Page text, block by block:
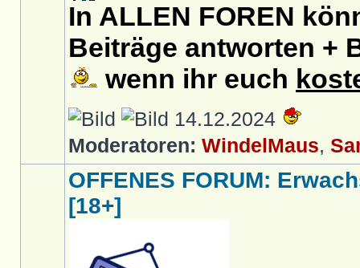
In ALLEN FOREN
Beiträge antworten +
wenn ihr euch
14.12.2024
Moderatoren: WindelMaus,
OFFENES FORUM:
[18+]